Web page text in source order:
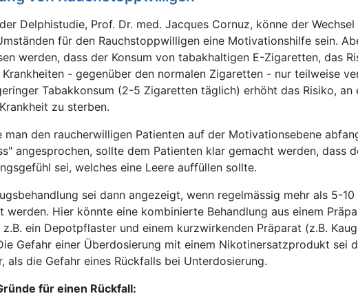
Delphistudie, Prof. Dr. med. Jacques Cornuz, könne der
für den Rauchstoppwilligen eine Motivationshilfe sein.
werden, dass der Konsum von tabakhaltigen E-Zigaretten, das
- gegenüber den normalen Zigaretten - nur teilweise
Tabakkonsum (2-5 Zigaretten täglich) erhöht das Risiko, an
zu sterben.
man den raucherwilligen Patienten auf der Motivationsebene
angesprochen, sollte dem Patienten klar gemacht werden, dass
sei, welches eine Leere auffüllen sollte.
sei dann angezeigt, wenn regelmässig mehr als 5-
werden. Hier könnte eine kombinierte Behandlung aus einem
ein Depotpflaster und einem kurzwirkenden Präparat (z.B.
Gefahr einer Überdosierung mit einem Nikotinersatzprodukt sei
als die Gefahr eines Rückfalls bei Unterdosierung.
für einen Rückfall: